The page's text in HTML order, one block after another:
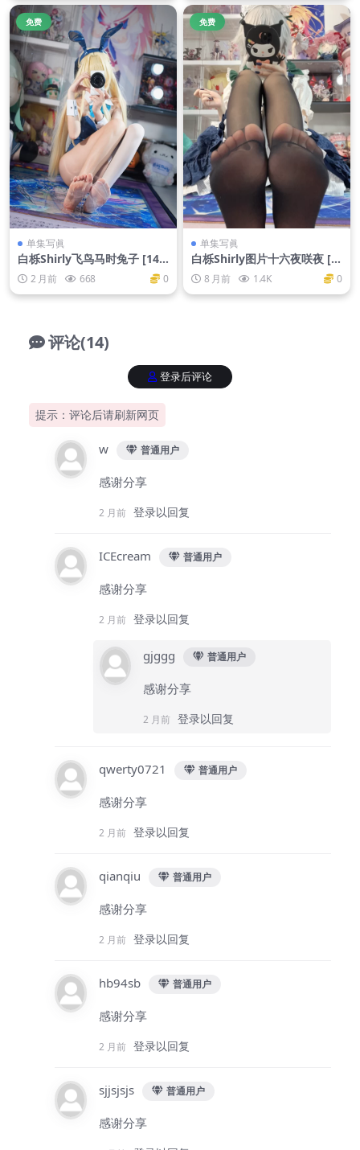
免费
单集写眞
白栎Shirly飞鸟马时兔子 [146
P25V-4.64GB]
2 月前 668 0
免费
单集写眞
白栎Shirly图片十六夜咲夜 [6
6P-1.17GB]
8 月前 1.4K 0
评论(14)
提示：评论后请刷新网页
登录后评论
w 普通用户
感谢分享
2 月前 登录以回复
ICEcream 普通用户
感谢分享
2 月前 登录以回复
gjggg 普通用户
感谢分享
2 月前 登录以回复
qwerty0721 普通用户
感谢分享
2 月前 登录以回复
qianqiu 普通用户
感谢分享
2 月前 登录以回复
hb94sb 普通用户
感谢分享
2 月前 登录以回复
sjjsjsjs 普通用户
感谢分享